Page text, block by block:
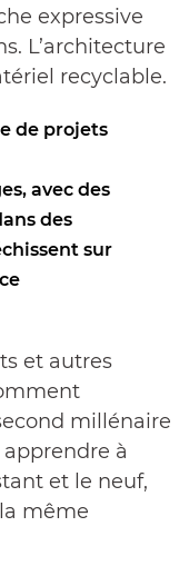
expressive
L’architecture
recyclable.
de projets
avec des
des
sur
et autres
millénaire
à
et le neuf,
même